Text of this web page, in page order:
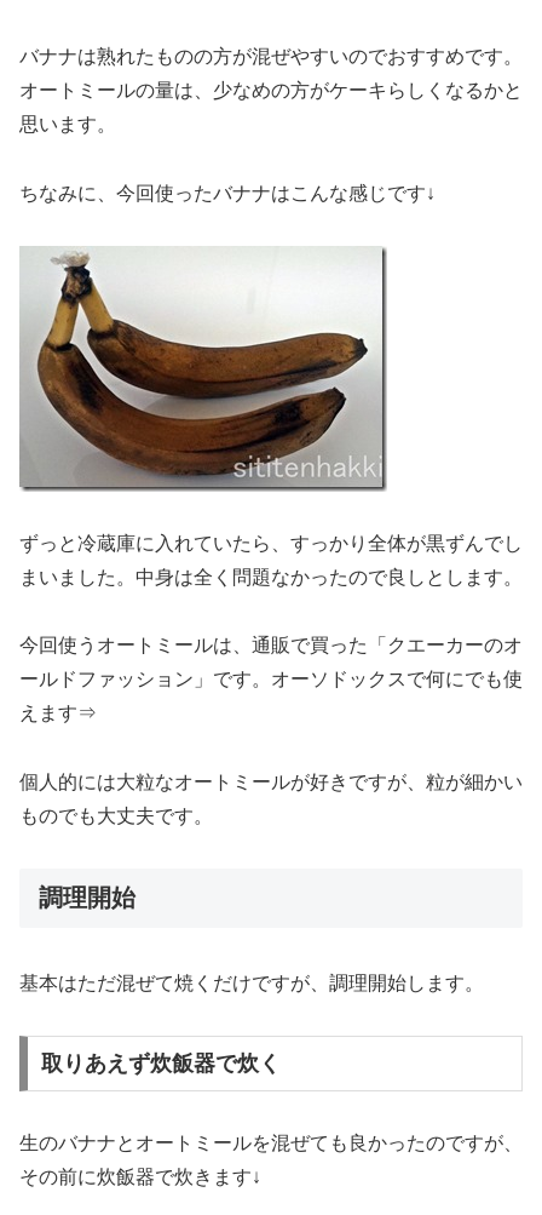
バナナは熟れたものの方が混ぜやすいのでおすすめです。
オートミールの量は、少なめの方がケーキらしくなるかと
思います。
ちなみに、今回使ったバナナはこんな感じです↓
ずっと冷蔵庫に入れていたら、すっかり全体が黒ずんでし
まいました。中身は全く問題なかったので良しとします。
今回使うオートミールは、通販で買った「クエーカーのオ
ールドファッション」です。オーソドックスで何にでも使
えます⇒
個人的には大粒なオートミールが好きですが、粒が細かい
ものでも大丈夫です。
調理開始
基本はただ混ぜて焼くだけですが、調理開始します。
取りあえず炊飯器で炊く
生のバナナとオートミールを混ぜても良かったのですが、
その前に炊飯器で炊きます↓